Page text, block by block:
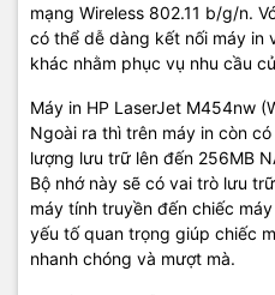
mạng Wireless 802.11 b/g/n.
có thể dễ dàng kết nối máy in
khác nhằm phục vụ nhu cầu
Máy in HP LaserJet M454nw
Ngoài ra thì trên máy in còn
lượng lưu trữ lên đến 256MB
Bộ nhớ này sẽ có vai trò lưu
máy tính truyền đến chiếc
yếu tố quan trọng giúp chiếc
nhanh chóng và mượt mà.